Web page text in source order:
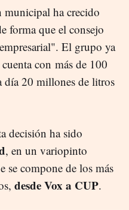
ha crecido
forma que el consejo
El grupo ya
con más de 100
día 20 millones de litros
decisión ha sido
, en un variopinto
se compone de los más
desde Vox a CUP.